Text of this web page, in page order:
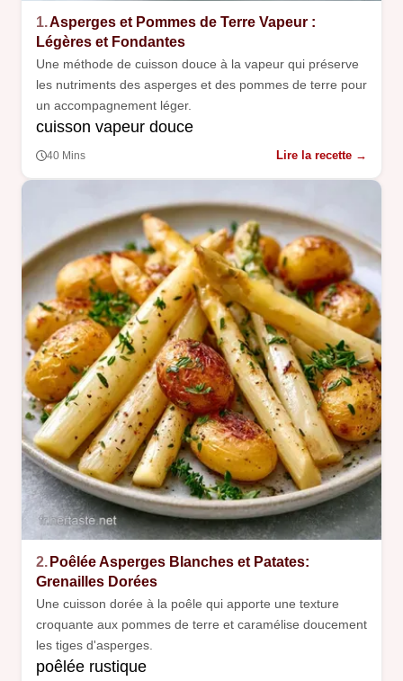
1.Asperges et Pommes de Terre Vapeur :
Légères et Fondantes
Une méthode de cuisson douce à la vapeur qui préserve
les nutriments des asperges et des pommes de terre pour
un accompagnement léger.
cuisson vapeur douce
40 Mins Lire la recette →
2. Poêlée Asperges Blanches et Patates:
Grenailles Dorées
Une cuisson dorée à la poêle qui apporte une texture
croquante aux pommes de terre et caramélise doucement
les tiges d'asperges.
poêlée rustique